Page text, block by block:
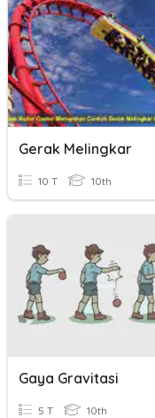
Gerak Melingkar
10 T 10th
Gaya Gravitasi
5 T 10th